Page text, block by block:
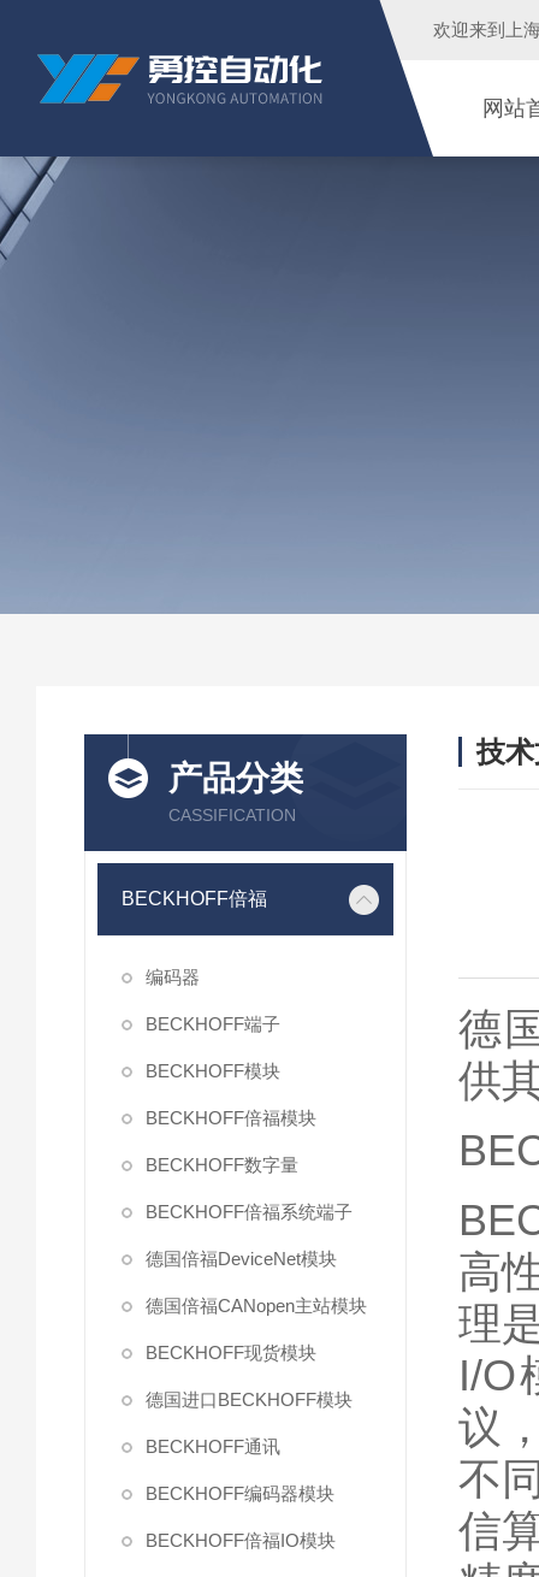
欢迎来到 上
网站
产品分类
CASSIFICATION
BECKHOFF倍福
编码器
BECKHOFF端子
BECKHOFF模块
BECKHOFF倍福模块
BECKHOFF数字量
BECKHOFF倍福系统端子
德国倍福DeviceNet模块
德国倍福CANopen主站模块
BECKHOFF现货模块
德国进口BECKHOFF模块
BECKHOFF通讯
BECKHOFF编码器模块
BECKHOFF倍福IO模块
技
德
供
高
理
I/O
议
不
信